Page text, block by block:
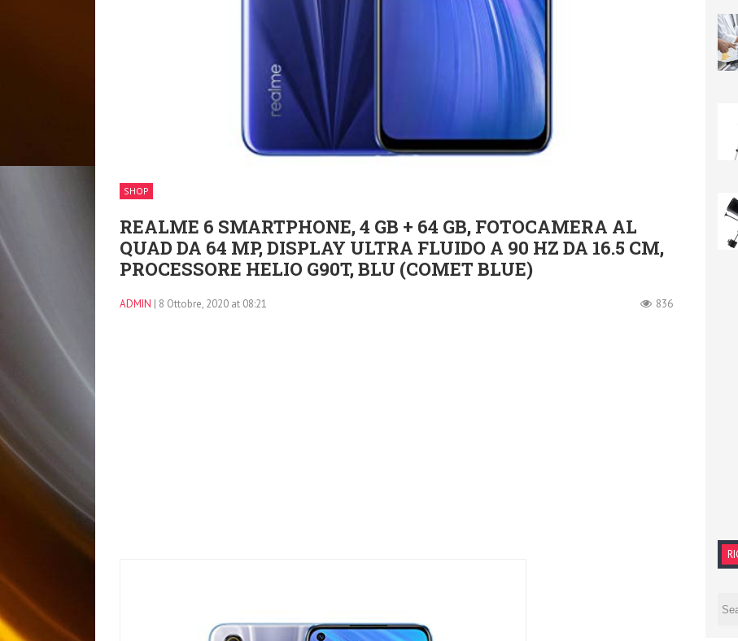
SHOP
REALME 6 SMARTPHONE, 4 GB + 64 GB, FOTOCAMERA AL
QUAD DA 64 MP, DISPLAY ULTRA FLUIDO A 90 HZ DA 16.5 CM,
PROCESSORE HELIO G90T, BLU (COMET BLUE)
ADMIN | 8 Ottobre, 2020 at 08:21 836